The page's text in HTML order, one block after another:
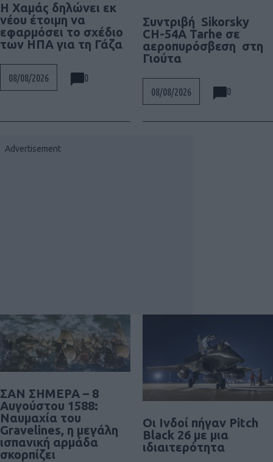
Η Χαμάς δηλώνει εκ
νέου έτοιμη να
εφαρμόσει το σχέδιο
των ΗΠΑ για τη Γάζα
08/08/2026 0
Συντριβή Sikorsky
CH-54A Tarhe σε
αεροπυρόσβεση στη
Γιούτα
08/08/2026 0
ΣΑΝ ΣΗΜΕΡΑ – 8
Αυγούστου 1588:
Ναυμαχία του
Gravelines, η μεγάλη
ισπανική αρμάδα
σκορπίζει
Οι Ινδοί πήγαν Pitch
Black 26 με μια
ιδιαιτερότητα